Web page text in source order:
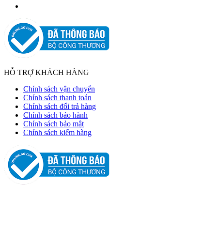
HỖ TRỢ KHÁCH HÀNG
Chính sách vận chuyển
Chính sách thanh toán
Chính sách đổi trả hàng
Chính sách bảo hành
Chính sách bảo mật
Chính sách kiểm hàng